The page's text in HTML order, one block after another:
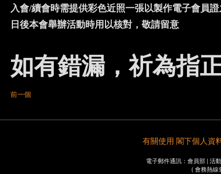
入會/續會時需提供彩色近照一張以製作電子會員
日後本會舉辦活動時用以核對，敬請留意
如有錯漏，祈為指
前一個
有關使用 閣下個人資
電子郵件通訊：會員部 | 活
( 會務熱線